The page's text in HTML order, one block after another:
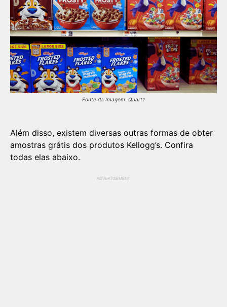
Fonte da Imagem: Quartz
Além disso, existem diversas outras formas de obter
amostras grátis dos produtos Kellogg’s. Confira
todas elas abaixo.
ADVERTISEMENT